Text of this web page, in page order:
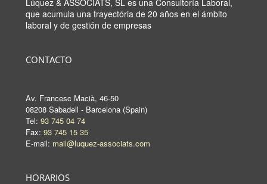
Lúquez & ASSOCIATS, SL es una Consultoría Laboral,
que acumula una trayectória de 20 años en el ámbito
laboral y de gestión de empresas
CONTACTO
Av. Francesc Macià, 46-50
08208 Sabadell - Barcelona (Spain)
Tel: 93 745 04 74
Fax: 93 745 15 35
E-mail: mail@luquez-associats.com
HORARIOS